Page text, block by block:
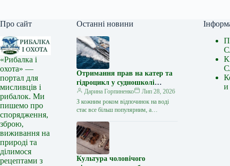
Про сайт
«Рибалка і
охота» —
портал для
мисливців і
рибалок. Ми
пишемо про
спорядження,
зброю,
виживання на
природі та
ділимося
рецептами з
Останні новини
Отримання прав на катер та
гідроцикл у судношколі
«Либідь-А»: від теорії до
іспиту
Дарина Горпиненко
Лип 28, 2026
З кожним роком відпочинок на воді
стає все більш популярним, а
чи гідроциклом відкриває нові
горизонти…
Культура чоловічого
и